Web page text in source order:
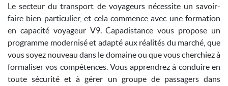
Le secteur du transport de voyageurs nécessite un savoir-
faire bien particulier, et cela commence avec une formation
en capacité voyageur V9. Capadistance vous propose un
programme modernisé et adapté aux réalités du marché, que
vous soyez nouveau dans le domaine ou que vous cherchiez à
formaliser vos compétences. Vous apprendrez à conduire en
toute sécurité et à gérer un groupe de passagers dans